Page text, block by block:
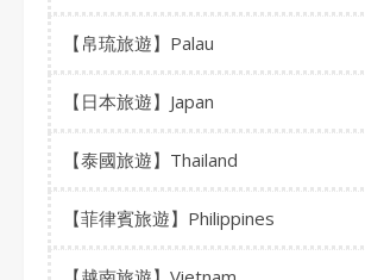
【帛琉旅遊】Palau
【日本旅遊】Japan
【泰國旅遊】Thailand
【菲律賓旅遊】Philippines